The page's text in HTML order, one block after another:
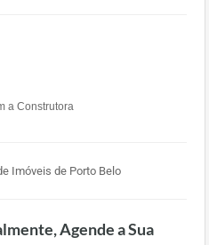
a Construtora
Imóveis de Porto Belo
Agende a Sua